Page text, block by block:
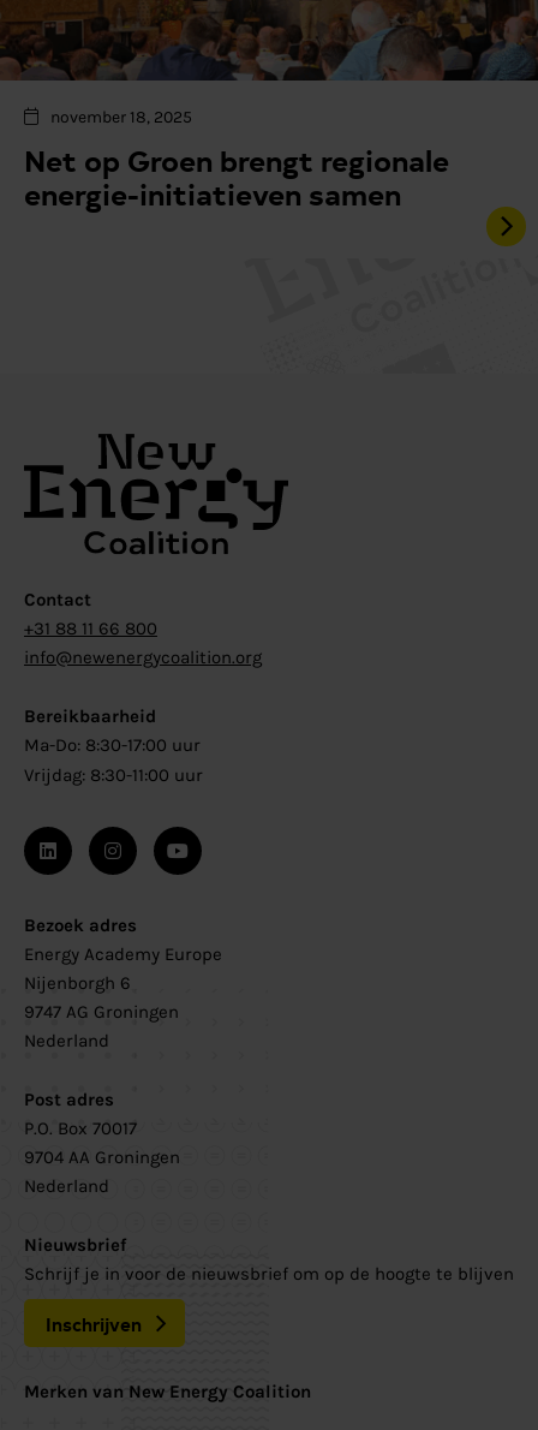
november 18, 2025
Net op Groen brengt regionale
energie-initiatieven samen
Contact
+31 88 11 66 800
info@newenergycoalition.org
Bereikbaarheid
Ma-Do: 8:30-17:00 uur
Vrijdag: 8:30-11:00 uur
Bezoek adres
Energy Academy Europe
Nijenborgh 6
9747 AG Groningen
Nederland
Post adres
P.O. Box 70017
9704 AA Groningen
Nederland
Nieuwsbrief
Schrijf je in voor de nieuwsbrief om op de hoogte te blijven
Inschrijven
Merken van New Energy Coalition